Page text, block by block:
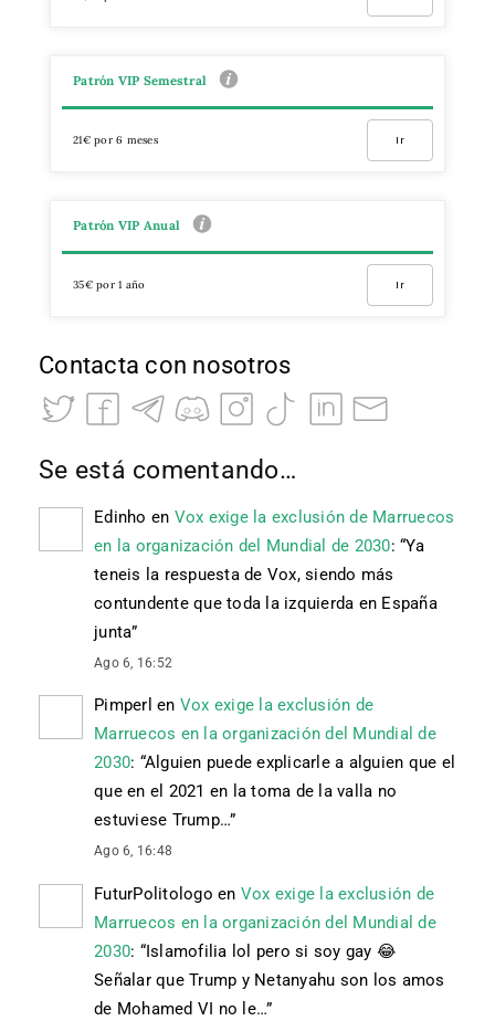
Patrón VIP Semestral
21€ por 6 meses Ir
Patrón VIP Anual
35€ por 1 año Ir
Contacta con nosotros
Se está comentando…
Edinho en Vox exige la exclusión de Marruecos
en la organización del Mundial de 2030: “Ya
teneis la respuesta de Vox, siendo más
contundente que toda la izquierda en España
junta”
Ago 6, 16:52
Pimperl en Vox exige la exclusión de
Marruecos en la organización del Mundial de
2030: “Alguien puede explicarle a alguien que el
que en el 2021 en la toma de la valla no
estuviese Trump…”
Ago 6, 16:48
FuturPolitologo en Vox exige la exclusión de
Marruecos en la organización del Mundial de
2030: “Islamofilia lol pero si soy gay 😂
Señalar que Trump y Netanyahu son los amos
de Mohamed VI no le…”